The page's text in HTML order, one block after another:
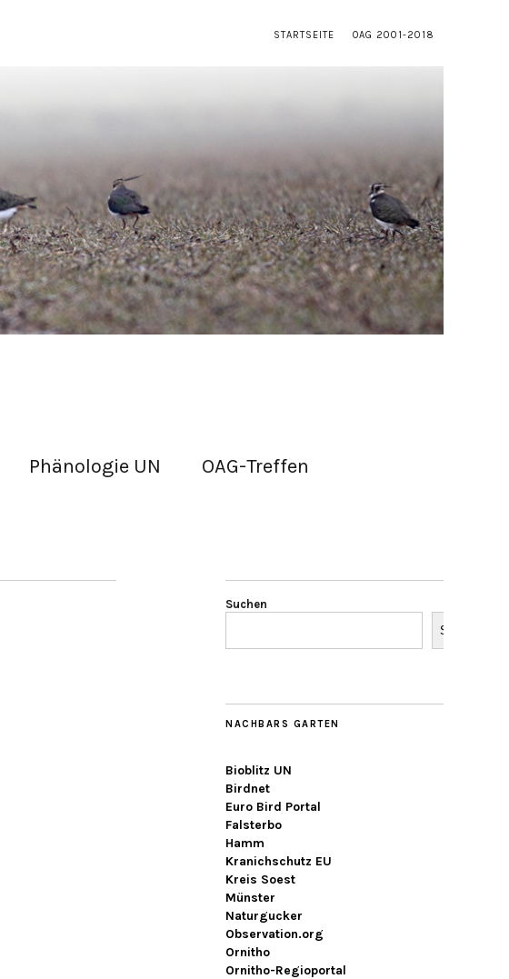
STARTSEITE OAG 2001-2018
Phänologie UN OAG-Treffen
Suchen
Suchen
NACHBARS GARTEN
Bioblitz UN
Birdnet
Euro Bird Portal
Falsterbo
Hamm
Kranichschutz EU
Kreis Soest
Münster
Naturgucker
Observation.org
Ornitho
Ornitho-Regioportal